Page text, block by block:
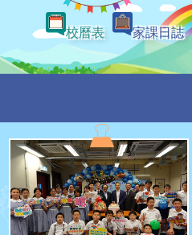
校曆表
家課日誌